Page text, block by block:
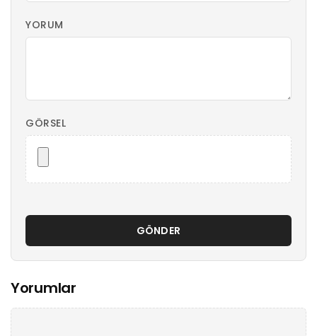
YORUM
GÖRSEL
GÖNDER
Yorumlar